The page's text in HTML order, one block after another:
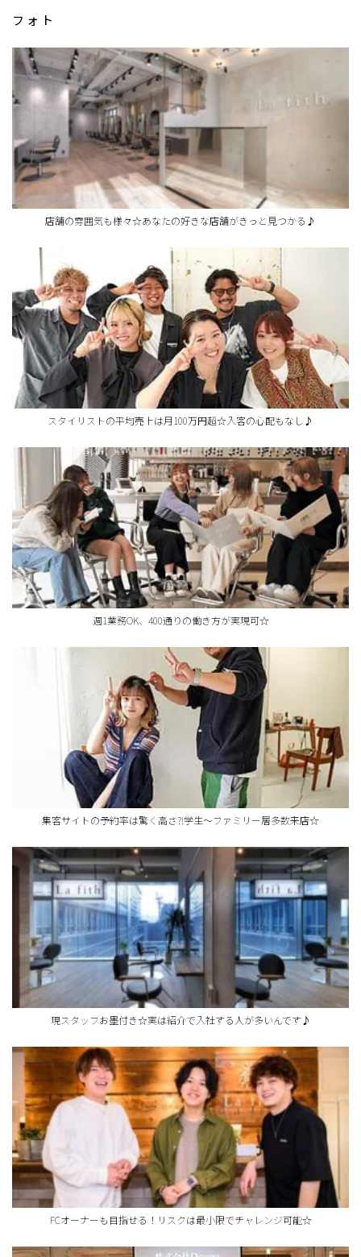
フォト
店舗の雰囲気も様々☆あなたの好きな店舗がきっと見つかる♪
スタイリストの平均売上は月100万円超☆入客の心配もなし♪
週1業務OK、400通りの働き方が実現可☆
集客サイトの予約率は驚く高さ?!学生～ファミリー層多数来店☆
現スタッフお墨付き☆実は紹介で入社する人が多いんです♪
FCオーナーも目指せる！リスクは最小限でチャレンジ可能☆